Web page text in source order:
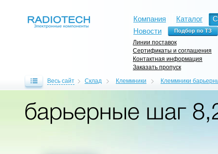
Компания Каталог
Новости
Линии поставок
Сертификаты и соглашения
Контактная информация
Заказать пропуск
Весь сайт Склад Клеммники Клеммники
барьерные шаг